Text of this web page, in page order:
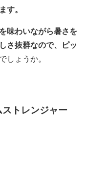
す。
味わいながら暑さを
さ抜群なので、ピッ
しょうか。
トレンジャー